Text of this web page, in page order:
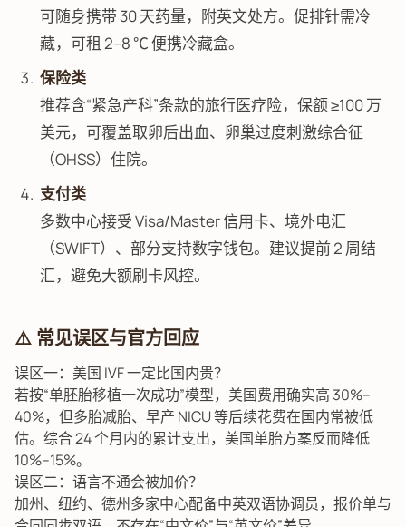
可随身携带 30 天药量，附英文处方。促排针需冷
藏，可租 2–8 ℃ 便携冷藏盒。
保险类
推荐含“紧急产科”条款的旅行医疗险，保额 ≥100 万
美元，可覆盖取卵后出血、卵巢过度刺激综合征
（OHSS）住院。
支付类
多数中心接受 Visa/Master 信用卡、境外电汇
（SWIFT）、部分支持数字钱包。建议提前 2 周结
汇，避免大额刷卡风控。
⚠️ 常见误区与官方回应
误区一：美国 IVF 一定比国内贵？
若按“单胚胎移植一次成功”模型，美国费用确实高 30%–
40%，但多胎减胎、早产 NICU 等后续花费在国内常被低
估。综合 24 个月内的累计支出，美国单胎方案反而降低
10%–15%。
误区二：语言不通会被加价？
加州、纽约、德州多家中心配备中英双语协调员，报价单与